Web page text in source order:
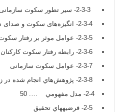
2-3-3- سیر تطور سکوت سازمانی
2-3-4- انگیزه‌های سکوت و صدای سازمانی
2-3-5- عوامل موثر بر رفتار سکوت کارکنان
2-3-6- رابطه رفتار سکوت کارکنان با نگرش­های شغلی
2-3-7- عوامل سکوت سازمانی
2-3-8- پژوهش‌هاي انجام شده در زمينه سکوت سازماني
2-4- مدل مفهومي …. 50
2-5- فرضيه‏هاي تحقیق